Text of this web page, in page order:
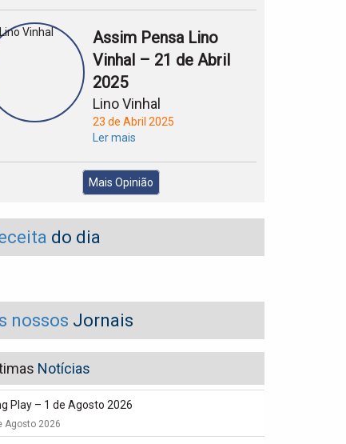
Assim Pensa Lino
Vinhal – 21 de Abril
2025
Lino Vinhal
23 de Abril 2025
Ler mais
Mais Opinião
do dia
nossos Jornais
Notícias
Play – 1 de Agosto 2026
Agosto 2026